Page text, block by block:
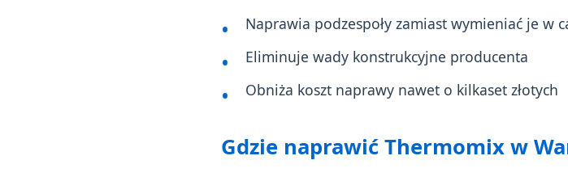
Naprawia podzespoły zamiast wymieniać je w
Eliminuje wady konstrukcyjne producenta
Obniża koszt naprawy nawet o kilkaset złotych
Gdzie naprawić Thermomix w